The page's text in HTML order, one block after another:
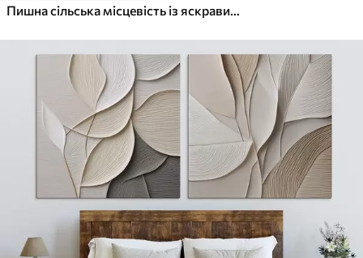
Пишна сільська місцевість із яскравим лугом диких квітів, наповненим різнокольоровими квітами під хмарним небом